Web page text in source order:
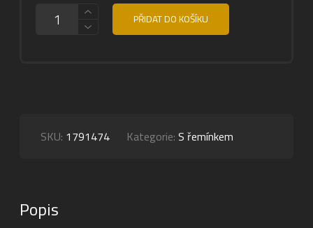
PŘIDAT DO KOŠÍKU
SKU: 1791474 Kategorie:S řemínkem
Popis